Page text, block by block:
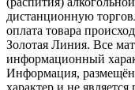
дистанционную
оплата товара
Золотая Линия. Все
информационный
Информация,
характер и не